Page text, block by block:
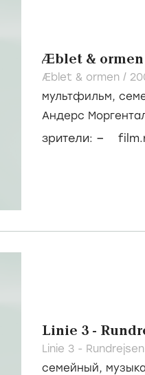
Æblet & ormen
Æblet & ormen /
мультфильм,
Андерс
зрители: –
Linie 3 -
Linie 3 -
семейный, музыка